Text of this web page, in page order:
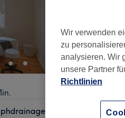
Wir verwenden
zu
analysieren. Wir
unsere Partner
Richtlinien